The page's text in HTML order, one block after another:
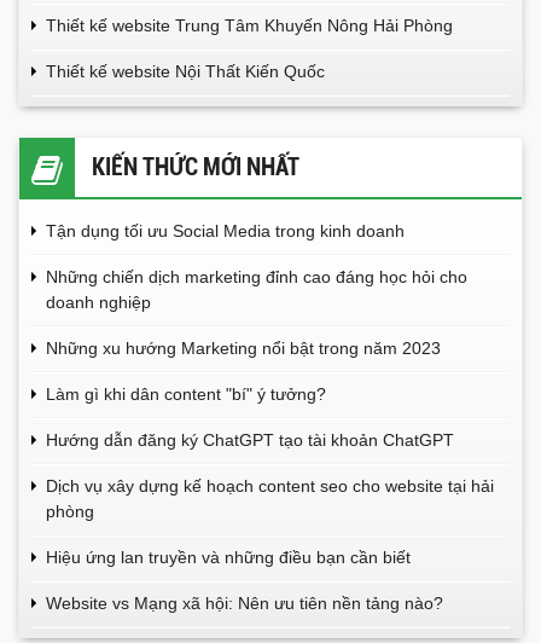
Thiết kế website Trung Tâm Khuyến Nông Hải Phòng
Thiết kế website Nội Thất Kiến Quốc
KIẾN THỨC MỚI NHẤT
Tận dụng tối ưu Social Media trong kinh doanh
Những chiến dịch marketing đỉnh cao đáng học hỏi cho
doanh nghiệp
Những xu hướng Marketing nổi bật trong năm 2023
Làm gì khi dân content "bí" ý tưởng?
Hướng dẫn đăng ký ChatGPT tạo tài khoản ChatGPT
Dịch vụ xây dựng kế hoạch content seo cho website tại hải
phòng
Hiệu ứng lan truyền và những điều bạn cần biết
Website vs Mạng xã hội: Nên ưu tiên nền tảng nào?